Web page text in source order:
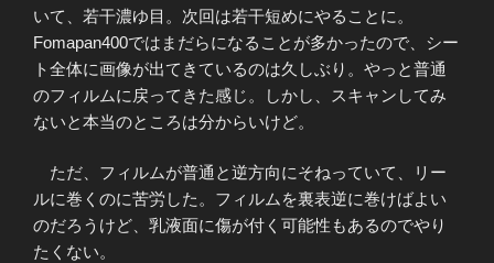
いて、若干濃ゆ目。次回は若干短めにやることに。
Fomapan400ではまだらになることが多かったので、シー
ト全体に画像が出てきているのは久しぶり。やっと普通
のフィルムに戻ってきた感じ。しかし、スキャンしてみ
ないと本当のところは分からいけど。
ただ、フィルムが普通と逆方向にそねっていて、リー
ルに巻くのに苦労した。フィルムを裏表逆に巻けばよい
のだろうけど、乳液面に傷が付く可能性もあるのでやり
たくない。